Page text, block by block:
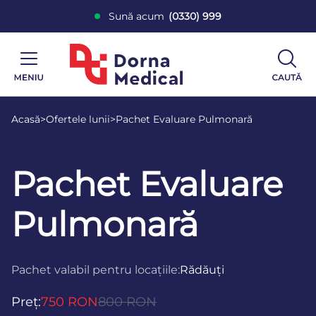
Sună acum (0330) 999
Acasă>Ofertele lunii>Pachet Evaluare Pulmonară
Pachet Evaluare
Pulmonară
Pachet valabil pentru locațiile:Rădăuți
Preț:750 RON800 RON